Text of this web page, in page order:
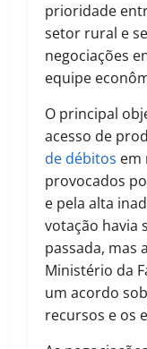
prioridade
setor rural e
negociações
equipe
O principal
acesso de
de débitos em
provocados
e pela alta
votação havia
passada, mas
Ministério da
um acordo
recursos e os